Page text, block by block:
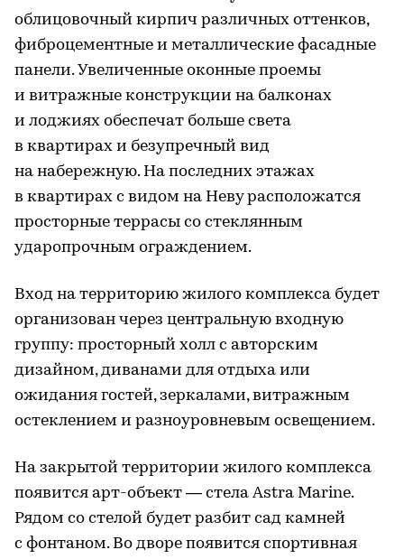
облицовочный кирпич различных оттенков,
фиброцементные и металлические фасадные
панели. Увеличенные оконные проемы
и витражные конструкции на балконах
и лоджиях обеспечат больше света
в квартирах и безупречный вид
на набережную. На последних этажах
в квартирах с видом на Неву расположатся
просторные террасы со стеклянным
ударопрочным ограждением.
Вход на территорию жилого комплекса будет
организован через центральную входную
группу: просторный холл с авторским
дизайном, диванами для отдыха или
ожидания гостей, зеркалами, витражным
остеклением и разноуровневым освещением.
На закрытой территории жилого комплекса
появится арт-объект — стела Astra Marine.
Рядом со стелой будет разбит сад камней
с фонтаном. Во дворе появится спортивная